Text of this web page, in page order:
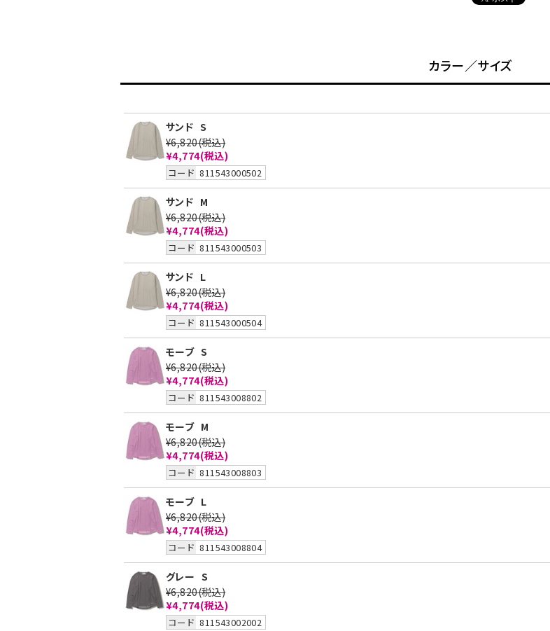
カラー／サイズ
サンド S
¥6,820(税込)
¥4,774(税込)
コード 811543000502
サンド M
¥6,820(税込)
¥4,774(税込)
コード 811543000503
サンド L
¥6,820(税込)
¥4,774(税込)
コード 811543000504
モーブ S
¥6,820(税込)
¥4,774(税込)
コード 811543008802
モーブ M
¥6,820(税込)
¥4,774(税込)
コード 811543008803
モーブ L
¥6,820(税込)
¥4,774(税込)
コード 811543008804
グレー S
¥6,820(税込)
¥4,774(税込)
コード 811543002002